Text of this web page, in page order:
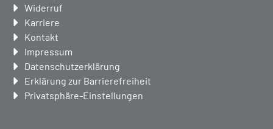
Widerruf
Karriere
Kontakt
Impressum
Datenschutzerklärung
Erklärung zur Barrierefreiheit
Privatsphäre-Einstellungen